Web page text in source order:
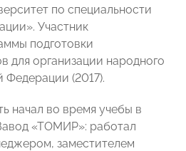
по специальности
Участник
подготовки
для организации народного
Федерации (2017).
начал во время учебы в
«ТОМИР»: работал
заместителем